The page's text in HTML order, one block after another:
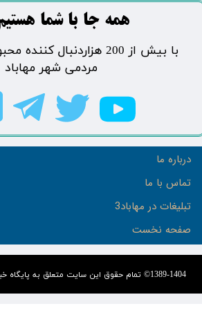
1389-1404© تمام حقوق این سایت متعلق به پایگاه خبری
درباره ما
تماس با ما
تبلیغات در مهاباد3
صفحه نخست
​​​همه جا با شما
​با بیش از 200 هزاردنبال
مردمی شهر مهاباد​​​​​​​​​​​​​​